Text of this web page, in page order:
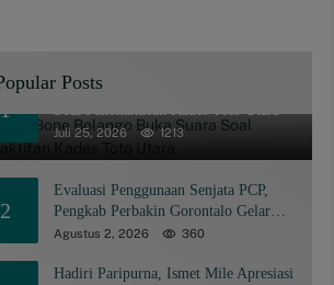
Posts
1
Pemkab Bone Bolango Buka Suara
Soal Penonaktifan Kades Toto Utara
Juli 25, 2026 1213
2
Evaluasi Penggunaan Senjata PCP,
Pengkab Perbakin Gorontalo Gelar
Rapat Pengurus
Agustus 2, 2026 360
Hadiri Paripurna, Ismet Mile Apresiasi